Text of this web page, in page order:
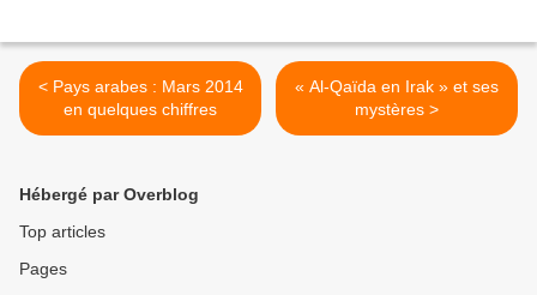
< Pays arabes : Mars 2014
en quelques chiffres
« Al-Qaïda en Irak » et ses
mystères >
Hébergé par Overblog
Top articles
Pages